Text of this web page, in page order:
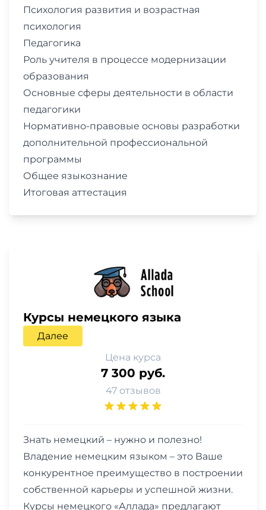
Психология развития и возрастная
психология
Педагогика
Роль учителя в процессе модернизации
образования
Основные сферы деятельности в области
педагогики
Нормативно-правовые основы разработки
дополнительной профессиональной
программы
Общее языкознание
Итоговая аттестация
Курсы немецкого языка
Далее
Цена курса
7 300 руб.
47 отзывов
Знать немецкий – нужно и полезно!
Владение немецким языком – это Ваше
конкурентное преимущество в построении
собственной карьеры и успешной жизни.
Курсы немецкого «Аллада» предлагают